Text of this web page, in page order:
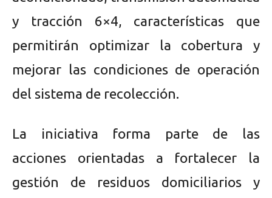
y tracción 6×4, características que
permitirán optimizar la cobertura y
mejorar las condiciones de operación
del sistema de recolección.
La iniciativa forma parte de las
acciones orientadas a fortalecer la
gestión de residuos domiciliarios y